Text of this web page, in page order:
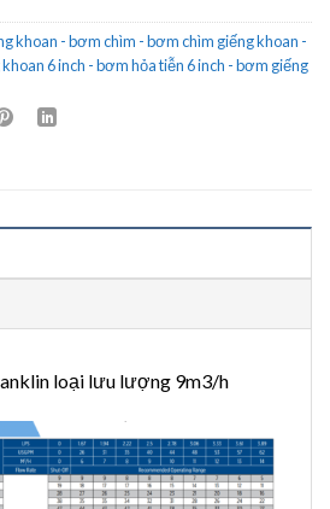
khoan - bơm chìm - bơm chìm giếng khoan -
6 inch - bơm hỏa tiễn 6 inch - bơm giếng
loại lưu lượng 9m3/h